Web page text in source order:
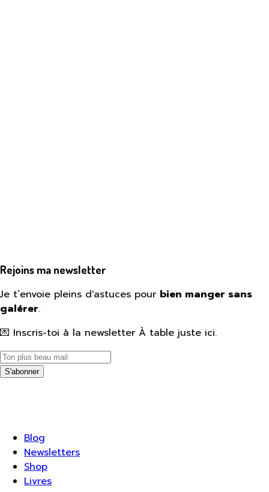
Rejoins ma newsletter
Je t’envoie pleins d'astuces pour bien manger sans
galérer.
💌 Inscris-toi à la newsletter À table juste ici.
S'abonner
Blog
Newsletters
Shop
Livres